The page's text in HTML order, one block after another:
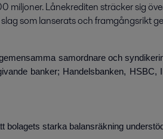
miljoner. Lånekrediten sträcker sig
som lanserats och framgångsrikt
samordnare och
banker; Handelsbanken, HSBC,
bolagets starka balansräkning